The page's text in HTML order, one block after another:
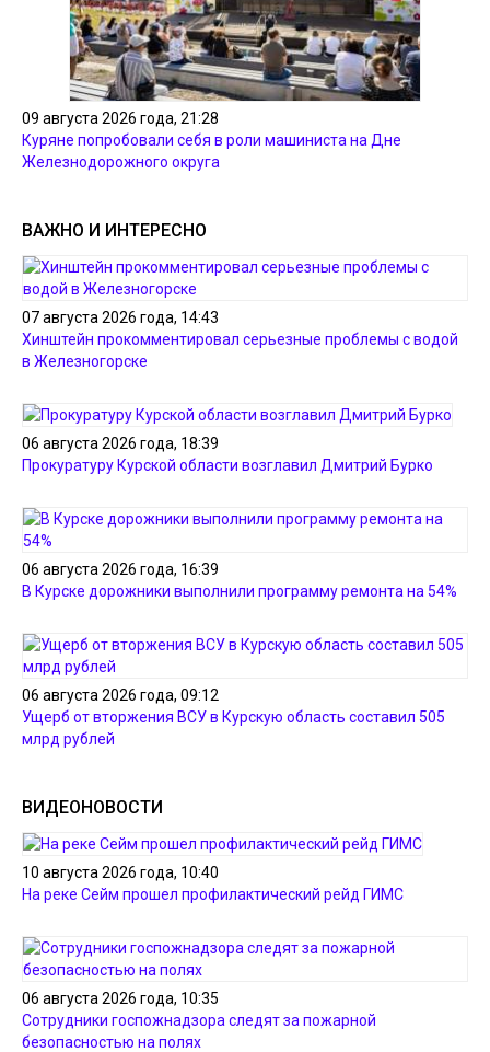
09 августа 2026 года, 21:28
Куряне попробовали себя в роли машиниста на Дне
Железнодорожного округа
ВАЖНО И ИНТЕРЕСНО
07 августа 2026 года, 14:43
Хинштейн прокомментировал серьезные проблемы с водой
в Железногорске
06 августа 2026 года, 18:39
Прокуратуру Курской области возглавил Дмитрий Бурко
06 августа 2026 года, 16:39
В Курске дорожники выполнили программу ремонта на 54%
06 августа 2026 года, 09:12
Ущерб от вторжения ВСУ в Курскую область составил 505
млрд рублей
ВИДЕОНОВОСТИ
10 августа 2026 года, 10:40
На реке Сейм прошел профилактический рейд ГИМС
06 августа 2026 года, 10:35
Сотрудники госпожнадзора следят за пожарной
безопасностью на полях